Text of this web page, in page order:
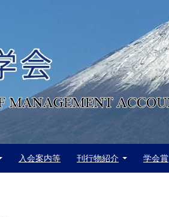
入会案内等 刊行物紹介 学会賞